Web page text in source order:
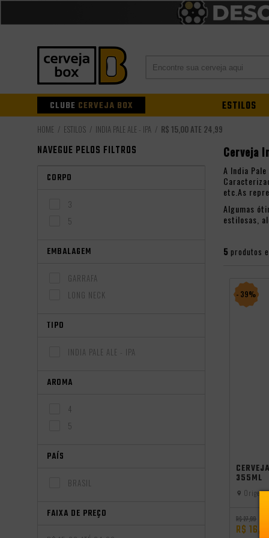
CLUBE CERVEJA BOX ESTILOS
ESTILOS INDIA PALE ALE - IPA R$ 15,00 ATÉ 24,99
NAVEGUE PELOS FILTROS
CORPO
3
5
EMBALAGEM
GARRAFA
LONG NECK
TIPO
INDIA PALE ALE - IPA
AROMA
4
5
PAÍS
BRASIL
FAIXA DE PREÇO
Cerveja
A India
etc.As
Algumas
estilosas,
5 produtos
- 39%
355ML
Origem:
R$ 27,99
R$ 16,99